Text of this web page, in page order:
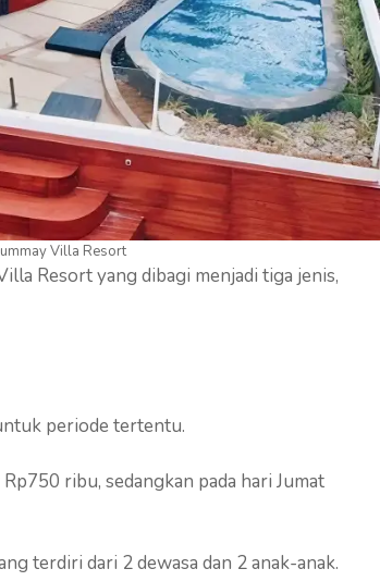
Villa Resort
Resort yang dibagi menjadi tiga jenis,
periode tertentu.
ribu, sedangkan pada hari Jumat
terdiri dari 2 dewasa dan 2 anak-anak.